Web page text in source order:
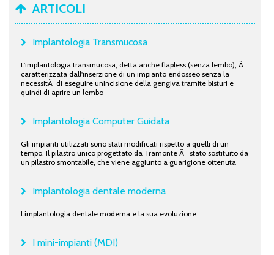
ARTICOLI
Implantologia Transmucosa
L'implantologia transmucosa, detta anche flapless (senza lembo), Ã¨
caratterizzata dall'inserzione di un impianto endosseo senza la
necessitÃ di eseguire unincisione della gengiva tramite bisturi e
quindi di aprire un lembo
Implantologia Computer Guidata
Gli impianti utilizzati sono stati modificati rispetto a quelli di un
tempo. Il pilastro unico progettato da Tramonte Ã¨ stato sostituito da
un pilastro smontabile, che viene aggiunto a guarigione ottenuta
Implantologia dentale moderna
Limplantologia dentale moderna e la sua evoluzione
I mini-impianti (MDI)